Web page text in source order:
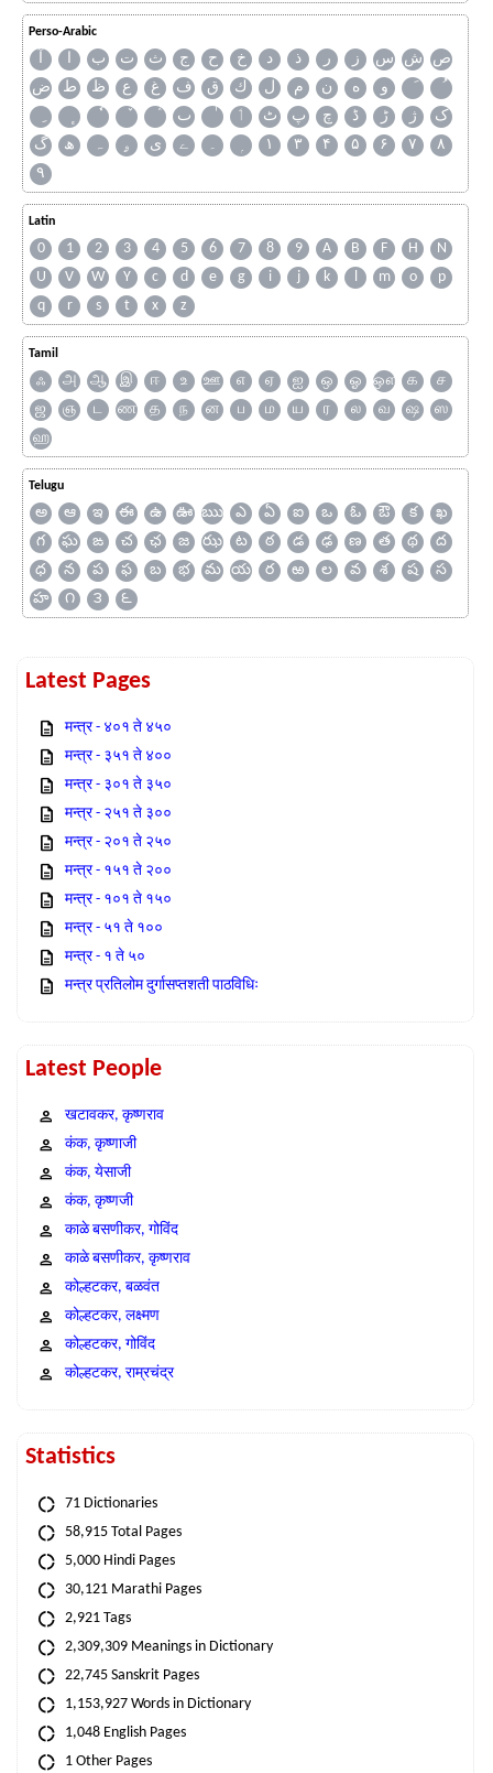
Perso-Arabic
آ ا ب ت ث ج ح خ د ذ ر ز س ش ص
ض
ط ظ ع غ ف ق ك ل م ن ه
و
ٮ
ٲ ٹ پ چ ڈ ڑ ژ
ک
گ
ھ ہ ۄ ی ے ۔ ۱ ۳ ۴ ۵ ۶ ۷
۸
۹
Latin
0 1 2 3 4 5 6 7 8 9 A B F H
N
U
V W Y c d e g i j k l m o
p
q
r s t x z
Tamil
ஃ அ ஆ இ ஈ உ ஊ எ ஏ ஐ ஒ ஓ ஔ க
ச
ஜ
ஞ ட ண த ந ன ப ம ய ர ல வ ஷ
ஸ
ஹ
Telugu
అ ఆ ఇ ఈ ఉ ఊ ఋ ఎ ఏ ఐ ఒ ఓ ఔ క
ఖ
గ
ఘ ఙ చ ఛ జ ఝ ట ఠ డ ఢ ణ త థ
ద
ధ
న ప ఫ బ భ మ య ర ఱ ల వ శ ష
స
హ
౧ ౩ ౬
Latest Pages
मन्त्र - ४०१ ते ४५०
मन्त्र - ३५१ ते ४००
मन्त्र - ३०१ ते ३५०
मन्त्र - २५१ ते ३००
मन्त्र - २०१ ते २५०
मन्त्र - १५१ ते २००
मन्त्र - १०१ ते १५०
मन्त्र - ५१ ते १००
मन्त्र - १ ते ५०
मन्त्र प्रतिलोम दुर्गासप्तशती पाठविधिः
Latest People
खटावकर, कृष्णराव
कंक, कृष्णाजी
कंक, येसाजी
कंक, कृष्णजी
काळे बसणीकर, गोविंद
काळे बसणीकर, कृष्णराव
कोल्हटकर, बळवंत
कोल्हटकर, लक्ष्मण
कोल्हटकर, गोविंद
कोल्हटकर, राम्रचंद्र
Statistics
71 Dictionaries
58,915 Total Pages
5,000 Hindi Pages
30,121 Marathi Pages
2,921 Tags
2,309,309 Meanings in Dictionary
22,745 Sanskrit Pages
1,153,927 Words in Dictionary
1,048 English Pages
1 Other Pages